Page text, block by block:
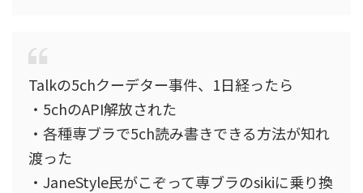
Talkの5chクーデター事件、1日経ったら
・5chのAPI解放された
・各種専ブラで5ch読み書きできる方法が知れ
渡った
・JaneStyle民がこぞって専ブラのsikiに乗り換